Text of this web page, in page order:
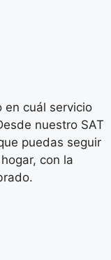
cuál servicio
nuestro SAT
puedas seguir
con la